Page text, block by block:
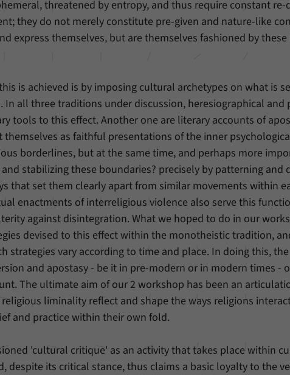
threatened by entropy, and thus require constant re-
they do not merely constitute pre-given and nature-like
express themselves, but are themselves fashioned by
is achieved is by imposing cultural archetypes on what is
In all three traditions under discussion, heresiographical and
tools to this effect. Another one are literary accounts of
themselves as faithful presentations of the inner
borderlines, but at the same time, and perhaps more
stabilizing these boundaries? precisely by patterning and
that set them clearly apart from similar movements within
enactments of interreligious violence also serve this
against disintegration. What we hoped to do in our
devised to this effect within the monotheistic tradition,
strategies vary according to time and place. In doing this,
and apostasy - be it in pre-modern or in modern times -
The ultimate aim of our 2 workshop has been an
liminality reflect and shape the ways religions
and practice within their own fold.
'cultural critique' as an activity that takes place within
despite its critical stance, thus claims a basic loyalty to the